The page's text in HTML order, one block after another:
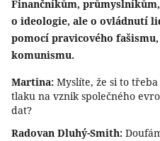
Finančníkům,
o ideologie, ale o ovládnutí
pomocí pravicového
komunismu.
Martina: Myslíte, že si to
tlaku na vznik společného
dat?
Radovan Dluhý-Smith: